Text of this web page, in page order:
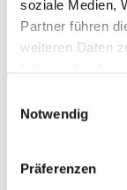
soziale Medien,
Partner führen
weiteren Daten
Notwendig
Präferenzen
»Joint Lab AI &
Untersuchung